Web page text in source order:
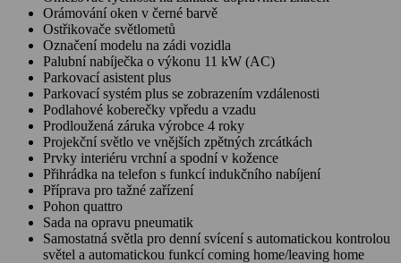
Orámování oken v černé barvě
Ostřikovače světlometů
Označení modelu na zádi vozidla
Palubní nabíječka o výkonu 11 kW (AC)
Parkovací asistent plus
Parkovací systém plus se zobrazením vzdálenosti
Podlahové koberečky vpředu a vzadu
Prodloužená záruka výrobce 4 roky
Projekční světlo ve vnějších zpětných zrcátkách
Prvky interiéru vrchní a spodní v kožence
Přihrádka na telefon s funkcí indukčního nabíjení
Příprava pro tažné zařízení
Pohon quattro
Sada na opravu pneumatik
Samostatná světla pro denní svícení s automatickou kontrolou
světel a automatickou funkcí coming home/leaving home